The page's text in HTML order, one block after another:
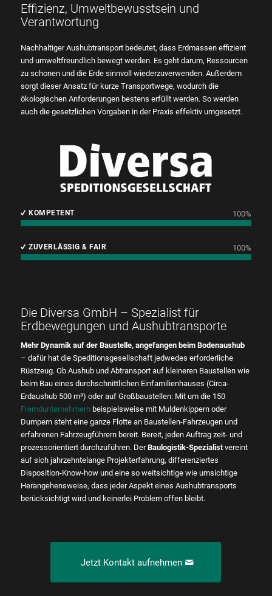
Effizienz, Umweltbewusstsein und
Verantwortung
Nachhaltiger Aushubtransport bedeutet, dass Erdmassen effizient
und umweltfreundlich bewegt werden. Es geht darum, Ressourcen
zu schonen und die Erde sinnvoll wiederzuverwenden. Außerdem
sorgt dieser Ansatz für kurze Transportwege, wodurch die
ökologischen Anforderungen bestens erfüllt werden. So werden
auch die gesetzlichen Vorgaben in der Praxis effektiv umgesetzt.
KOMPETENT 100%
ZUVERLÄSSIG & FAIR 100%
Die Diversa GmbH – Spezialist für
Erdbewegungen und Aushubtransporte
Mehr Dynamik auf der Baustelle, angefangen beim Bodenaushub
– dafür hat die Speditionsgesellschaft jedwedes erforderliche
Rüstzeug. Ob Aushub und Abtransport auf kleineren Baustellen wie
beim Bau eines durchschnittlichen Einfamilienhauses (Circa-
Erdaushub 500 m³) oder auf Großbaustellen: Mit um die 150
Fremdunternehmernbeispielsweise mit Muldenkippern oder
Dumpern steht eine ganze Flotte an Baustellen-Fahrzeugen und
erfahrenen Fahrzeugführern bereit. Bereit, jeden Auftrag zeit- und
prozessorientiert durchzuführen. DerBaulogistik-Spezialistvereint
auf sich jahrzehntelange Projekterfahrung, differenziertes
Disposition-Know-how und eine so weitsichtige wie umsichtige
Herangehensweise, dass jeder Aspekt eines Aushubtransports
berücksichtigt wird und keinerlei Problem offen bleibt.
Jetzt Kontakt aufnehmen